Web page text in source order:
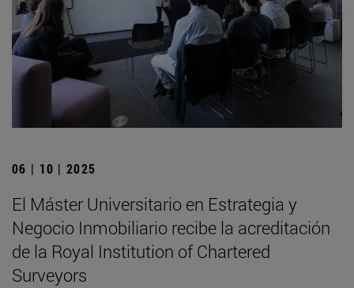
06 | 10 | 2025
El Máster Universitario en Estrategia y
Negocio Inmobiliario recibe la acreditación
de la Royal Institution of Chartered
Surveyors